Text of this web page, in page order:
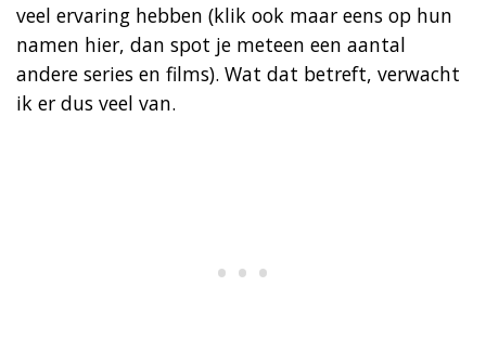
veel ervaring hebben (klik ook maar eens op hun
namen hier, dan spot je meteen een aantal
andere series en films). Wat dat betreft, verwacht
ik er dus veel van.